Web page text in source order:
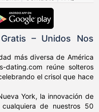
– Unidos Nos
más diversa de América
dating.com reúne solteros
el crisol que hace
York, la innovación de
de nuestros 50